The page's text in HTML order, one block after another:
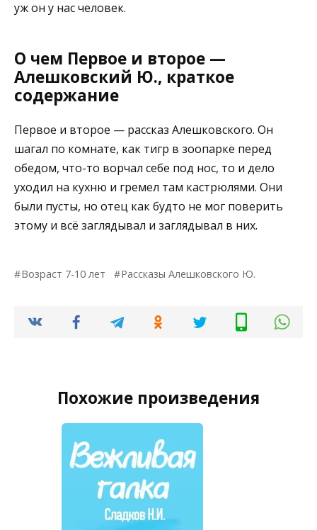
уж он у нас человек.
О чем Первое и второе —
Алешковский Ю., краткое
содержание
Первое и второе — рассказ Алешковского. Он
шагал по комнате, как тигр в зоопарке перед
обедом, что-то ворчал себе под нос, то и дело
уходил на кухню и гремел там кастрюлями. Они
были пусты, но отец как будто не мог поверить
этому и всё заглядывал и заглядывал в них.
Возраст 7-10 лет Рассказы Алешковского Ю.
Похожие произведения